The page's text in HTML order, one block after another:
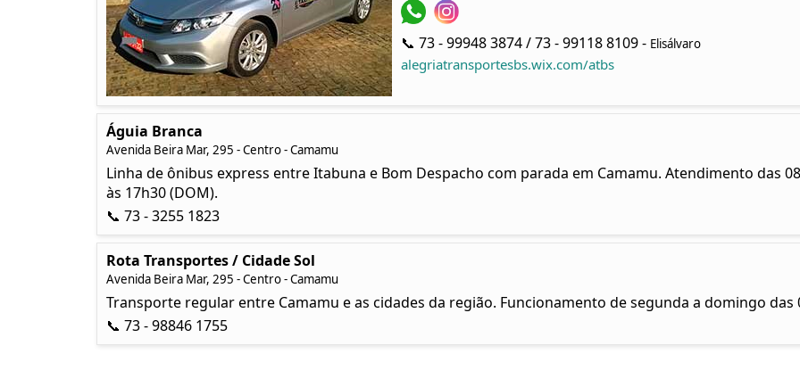
📞 73 - 99948 3874 / 73 - 99118 8109 - Elisálvaro
alegriatransportesbs.wix.com/atbs
Águia Branca
Avenida Beira Mar, 295 - Centro - Camamu
Linha de ônibus express entre Itabuna e Bom Despacho com parada em Camamu. Atendimento das
às 17h30 (DOM).
📞 73 - 3255 1823
Rota Transportes / Cidade Sol
Avenida Beira Mar, 295 - Centro - Camamu
Transporte regular entre Camamu e as cidades da região. Funcionamento de segunda a domingo das
📞 73 - 98846 1755